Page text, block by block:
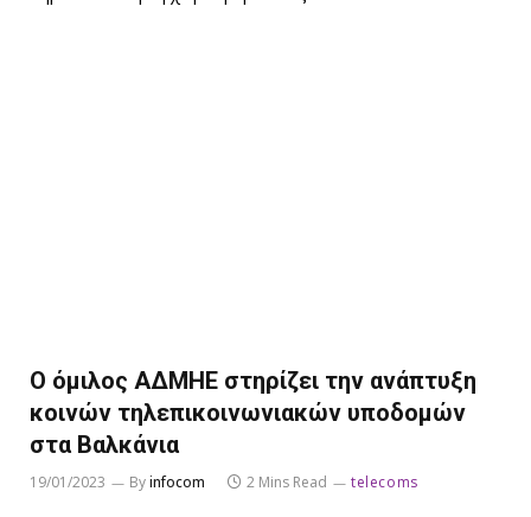
Ο όμιλος ΑΔΜΗΕ στηρίζει την ανάπτυξη
κοινών τηλεπικοινωνιακών υποδομών
στα Βαλκάνια
19/01/2023 Byinfocom 2 Mins Read telecoms